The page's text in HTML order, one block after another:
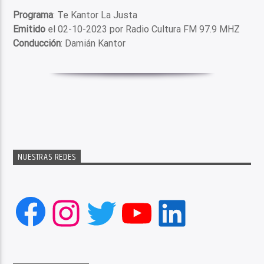
Programa: Te Kantor La Justa
Emitido el 02-10-2023 por Radio Cultura FM 97.9 MHZ
Conducción: Damián Kantor
NUESTRAS REDES
Facebook
Instagram
Twitter
YouTube
LinkedIn